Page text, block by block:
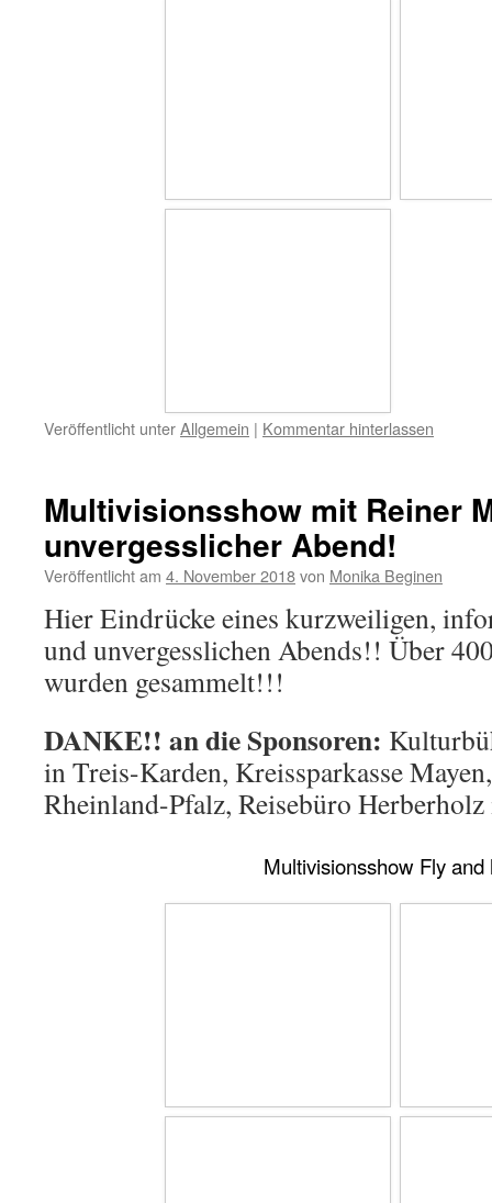
Veröffentlicht unterAllgemein | Kommentar hinterlassen
Multivisionsshow mit Reiner
unvergesslicher Abend!
Veröffentlicht am 4. November 2018von Monika Beginen
Hier Eindrücke eines kurzweiligen,
und unvergesslichen Abends!! Über
wurden gesammelt!!!
DANKE!! an die Sponsoren:
in Treis-Karden, Kreissparkasse
Rheinland-Pfalz, Reisebüro
Multivisionsshow Fly and